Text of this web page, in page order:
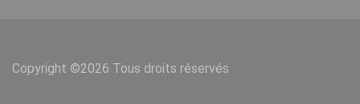
Copyright ©2026 Tous droits réservés